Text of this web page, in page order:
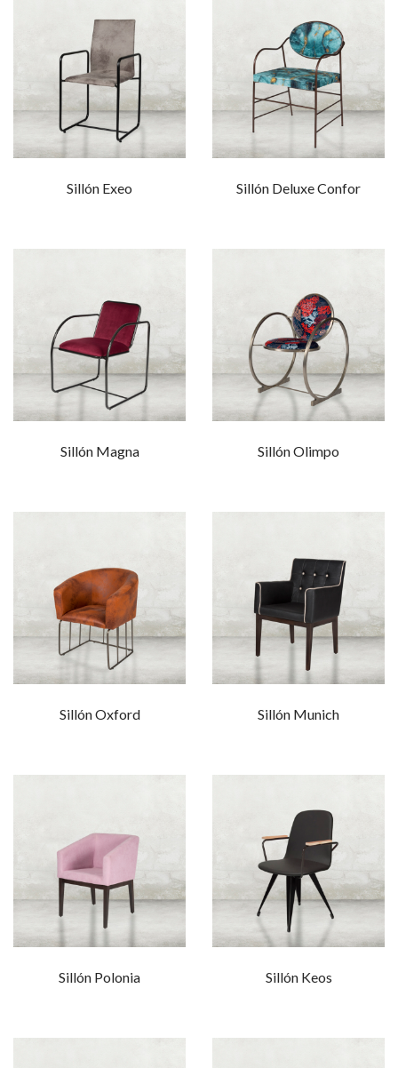
Sillón Exeo Sillón Deluxe Confor
Sillón Magna Sillón Olimpo
Sillón Oxford Sillón Munich
Sillón Polonia Sillón Keos